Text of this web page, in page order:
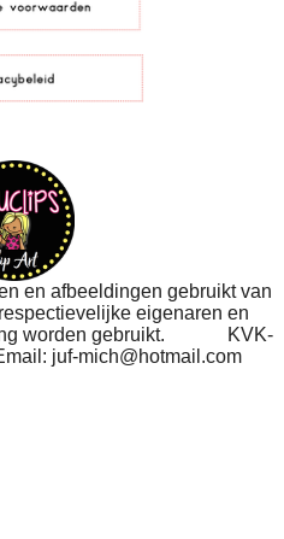
en afbeeldingen gebruikt van
eigenaren en
worden gebruikt. KVK-
juf-mich@hotmail.com